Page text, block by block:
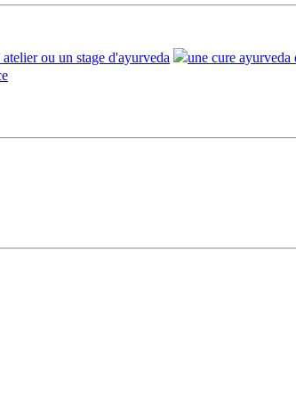
atelier ou un stage d'ayurveda une cure ayurveda